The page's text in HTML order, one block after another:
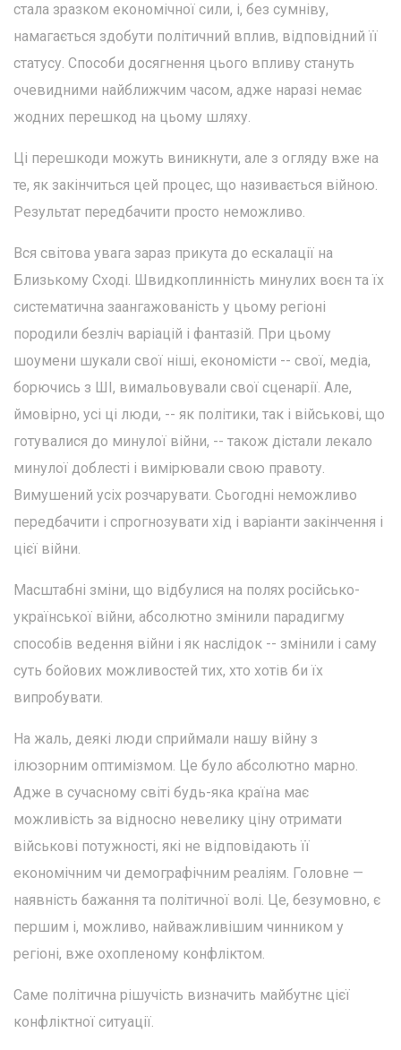
стала зразком економічної сили, і, без сумніву,
намагається здобути політичний вплив, відповідний її
статусу. Способи досягнення цього впливу стануть
очевидними найближчим часом, адже наразі немає
жодних перешкод на цьому шляху.
Ці перешкоди можуть виникнути, але з огляду вже на
те, як закінчиться цей процес, що називається війною.
Результат передбачити просто неможливо.
Вся світова увага зараз прикута до ескалації на
Близькому Сході. Швидкоплинність минулих воєн та їх
систематична заангажованість у цьому регіоні
породили безліч варіацій і фантазій. При цьому
шоумени шукали свої ніші, економісти -- свої, медіа,
борючись з ШІ, вимальовували свої сценарії. Але,
ймовірно, усі ці люди, -- як політики, так і військові, що
готувалися до минулої війни, -- також дістали лекало
минулої доблесті і вимірювали свою правоту.
Вимушений усіх розчарувати. Сьогодні неможливо
передбачити і спрогнозувати хід і варіанти закінчення і
цієї війни.
Масштабні зміни, що відбулися на полях російсько-
української війни, абсолютно змінили парадигму
способів ведення війни і як наслідок -- змінили і саму
суть бойових можливостей тих, хто хотів би їх
випробувати.
На жаль, деякі люди сприймали нашу війну з
ілюзорним оптимізмом. Це було абсолютно марно.
Адже в сучасному світі будь-яка країна має
можливість за відносно невелику ціну отримати
військові потужності, які не відповідають її
економічним чи демографічним реаліям. Головне —
наявність бажання та політичної волі. Це, безумовно, є
першим і, можливо, найважливішим чинником у
регіоні, вже охопленому конфліктом.
Саме політична рішучість визначить майбутнє цієї
конфліктної ситуації.